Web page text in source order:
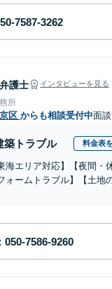
弁護士 インタビューを見る
所
区 からも相談受付中面
築トラブル 料金表
海エリア対応】【夜間
ォームトラブル】【土地